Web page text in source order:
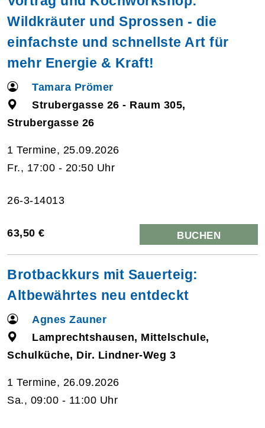
Wildkräuter und Sprossen - die
einfachste und schnellste Art für
mehr Energie & Kraft!
Tamara Prömer
Strubergasse 26 - Raum 305,
Strubergasse 26
1 Termine, 25.09.2026
Fr., 17:00 - 20:50 Uhr
26-3-14013
63,50 € BUCHEN
Brotbackkurs mit Sauerteig:
Altbewährtes neu entdeckt
Agnes Zauner
Lamprechtshausen, Mittelschule,
Schulküche, Dir. Lindner-Weg 3
1 Termine, 26.09.2026
Sa., 09:00 - 11:00 Uhr